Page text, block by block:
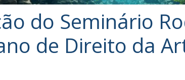
do Seminário
de Direito da